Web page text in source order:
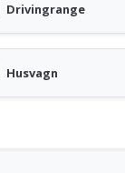
Drivingrange
Husvagn